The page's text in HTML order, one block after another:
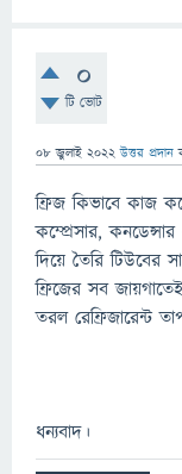
0
টি ভোট
08 জুলাই 2022 উত্তর প্রদান
ফ্রিজ কিভাবে কাজ
কম্প্রেসার,
দিয়ে তৈরি টিউবের
ফ্রিজের সব
তরল রেফ্রিজারেন্ট
ধন্যবাদ।